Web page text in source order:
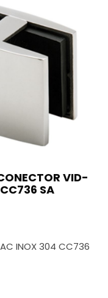
VID-
SA
INOX 304 CC736